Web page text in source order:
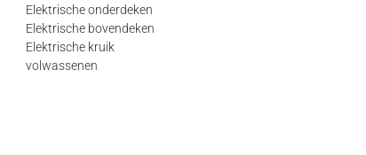
Elektrische onderdeken
Elektrische bovendeken
Elektrische kruik
volwassenen